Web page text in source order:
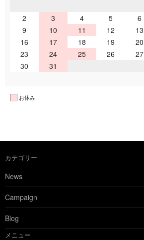
2
3 4 5 6
9
10 11 12 13
16
17 18 19 20
23
24 25 26 27
30
31
お休み
カテゴリー
News
Campaign
Blog
メニュー